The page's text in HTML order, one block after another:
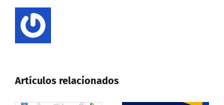
Artículos relacionados